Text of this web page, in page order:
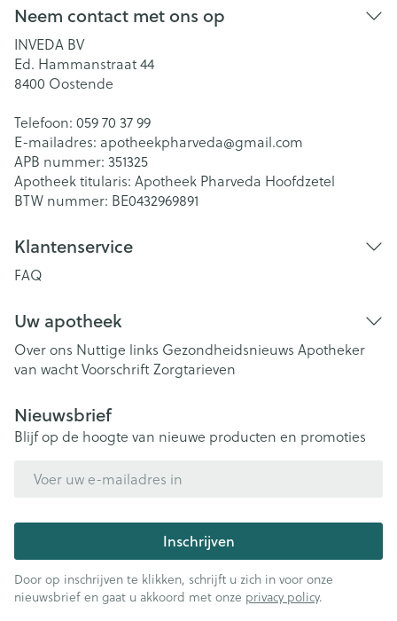
Neem contact met ons op
INVEDA BV
Ed. Hammanstraat 44
8400 Oostende
Telefoon: 059 70 37 99
E-mailadres: apotheekpharveda@gmail.com
APB nummer: 351325
Apotheek titularis: Apotheek Pharveda Hoofdzetel
BTW nummer: BE0432969891
Klantenservice
FAQ
Uw apotheek
Over ons Nuttige links Gezondheidsnieuws Apotheker
van wachtVoorschriftZorgtarieven
Nieuwsbrief
Blijf op de hoogte van nieuwe producten en promoties
Inschrijven
Door op inschrijven te klikken, schrijft u zich in voor onze
nieuwsbrief en gaat u akkoord met onze privacy policy.